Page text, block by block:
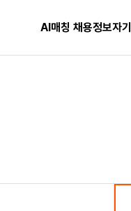
AI매칭 채용정보자